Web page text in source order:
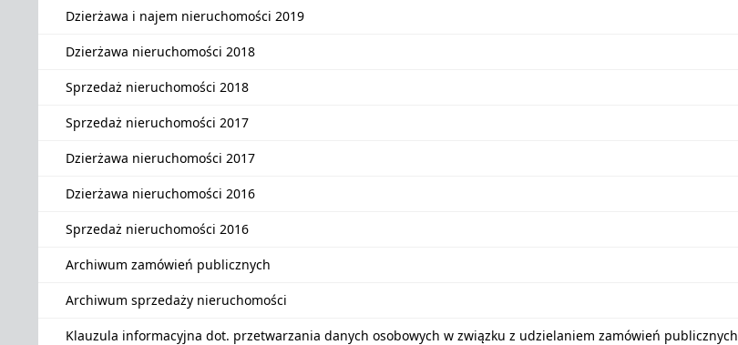
Dzierżawa i najem nieruchomości 2019
Dzierżawa nieruchomości 2018
Sprzedaż nieruchomości 2018
Sprzedaż nieruchomości 2017
Dzierżawa nieruchomości 2017
Dzierżawa nieruchomości 2016
Sprzedaż nieruchomości 2016
Archiwum zamówień publicznych
Archiwum sprzedaży nieruchomości
Klauzula informacyjna dot. przetwarzania danych osobowych w związku z udzielaniem zamówień publicznych